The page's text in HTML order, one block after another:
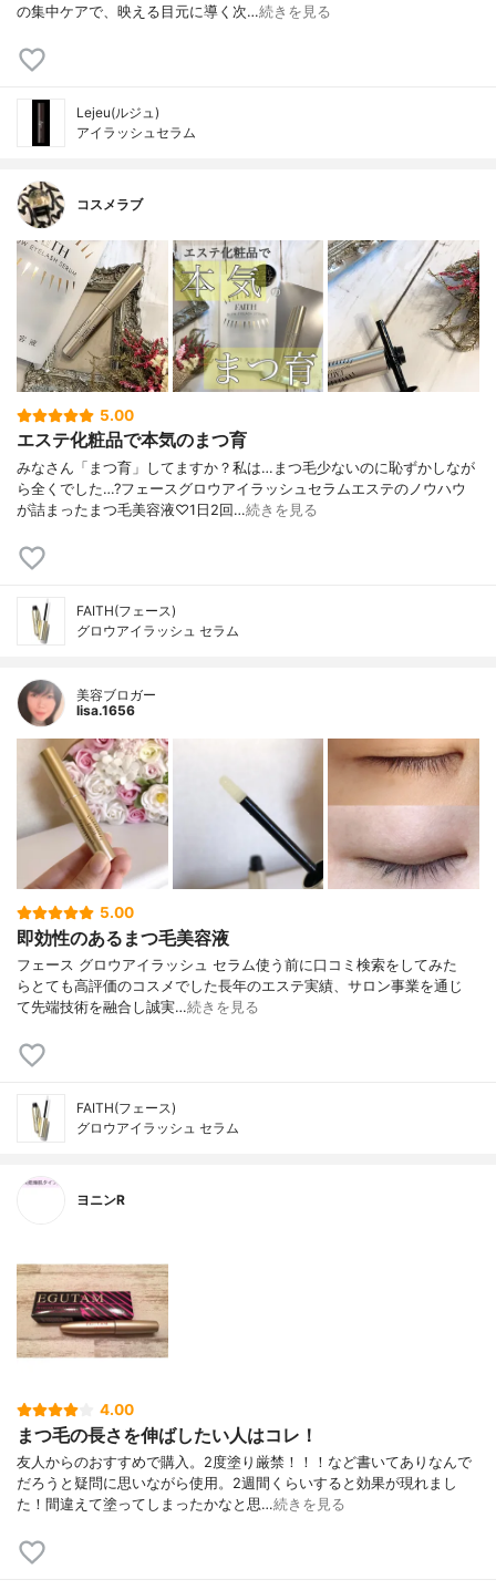
の集中ケアで、映える目元に導く次…続きを見る
Lejeu(ルジュ)
アイラッシュセラム
コスメラブ
5.00
エステ化粧品で本気のまつ育
みなさん「まつ育」してますか？私は…まつ毛少ないのに恥ずかしなが
ら全くでした…?フェースグロウアイラッシュセラムエステのノウハウ
が詰まったまつ毛美容液♡1日2回…続きを見る
FAITH(フェース)
グロウアイラッシュ セラム
美容ブロガー
lisa.1656
5.00
即効性のあるまつ毛美容液
フェース グロウアイラッシュ セラム 使う前に口コミ検索をしてみた
ら とても高評価のコスメでした 長年のエステ実績、サロン事業を通じ
て 先端技術を融合し誠実…続きを見る
FAITH(フェース)
グロウアイラッシュ セラム
ヨニンR
4.00
まつ毛の長さを伸ばしたい人はコレ！
友人からのおすすめで購入。2度塗り厳禁！！！など書いてありなんで
だろうと疑問に思いながら使用。2週間くらいすると効果が現れまし
た！間違えて塗ってしまったかなと思…続きを見る